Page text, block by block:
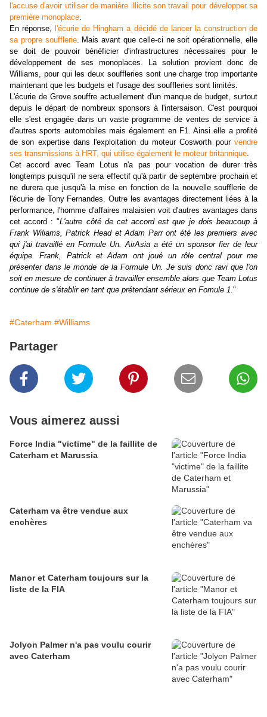
l'accuse d'avoir utiliser de manière illicite son travail pour développer sa
première monoplace.
En réponse, l'écurie de Hingham a décidé de lancer la construction de
sa propre soufflerie. Mais avant que celle-ci ne soit opérationnelle, elle
se doit de pouvoir bénéficier d'infrastructures nécessaires pour le
développement de ses monoplaces. La solution provient donc de
Williams, pour qui les deux souffleries sont une charge trop importante
maintenant que les budgets et l'usage des souffleries sont limités.
L'écurie de Grove souffre actuellement d'un manque de budget, surtout
depuis le départ de nombreux sponsors à l'intersaison. C'est pourquoi
elle s'est engagée dans un vaste programme de ventes de service à
d'autres sports automobiles mais également en F1. Ainsi elle a profité
de son expertise dans l'exploitation du moteur Cosworth pour vendre
ses transmissions à HRT, qui utilise également le moteur britannique.
Cet accord avec Team Lotus n'a pas pour vocation de durer très
longtemps puisqu'il ne sera effectif qu'à partir de septembre prochain et
ne durera que jusqu'à la mise en fonction de la nouvelle soufflerie de
l'écurie de Tony Fernandes. Outre les avantages directement liées à la
performance, l'homme d'affaires malaisien voit d'autres avantages dans
cet accord : "L'autre côté de cet accord est que je dois beaucoup à
Frank Wiliams, Patrick Head et Adam Parr ont été les premiers avec
qui j'ai travaillé en Formule Un. AirAsia a été un sponsor fier de leur
équipe. Frank, Patrick et Adam ont joué un rôle central pour me
présenter dans le monde de la Formule Un. Je suis donc ravi que l'on
soit en mesure de continuer à travailler ensemble alors que Team Lotus
continue de s'établir en tant que prétendant sérieux en Fomule 1."
#Caterham #Williams
Partager
Vous aimerez aussi
Force India "victime" de la faillite de
Caterham et Marussia
Caterham va être vendue aux
enchères
Manor et Caterham toujours sur la
liste de la FIA
Jolyon Palmer n'a pas voulu courir
avec Caterham